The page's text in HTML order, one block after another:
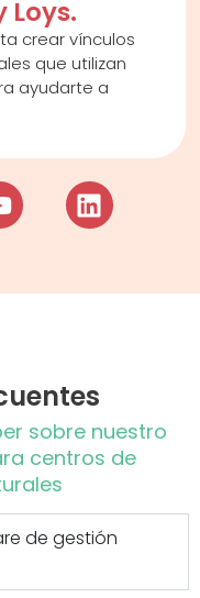
Loys.
crear vínculos
que utilizan
ayudarte a
sobre nuestro
centros de
de gestión